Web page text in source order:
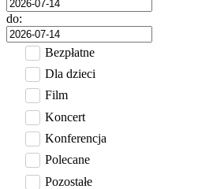
do:
Bezpłatne
Dla dzieci
Film
Koncert
Konferencja
Polecane
Pozostałe